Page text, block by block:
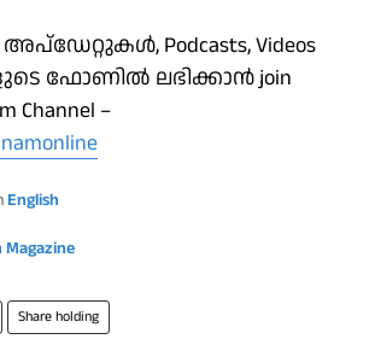
Podcasts, Videos
ഫോണിൽ ലഭിക്കാൻ join
Channel –
English
Magazine
Share holding